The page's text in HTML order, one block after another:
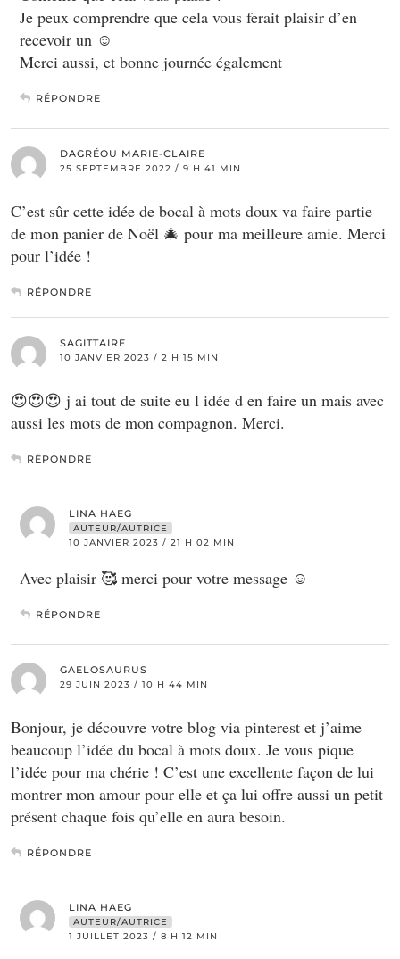
Je peux comprendre que cela vous ferait plaisir d’en
recevoir un ☺
Merci aussi, et bonne journée également
RÉPONDRE
DAGRÉOU MARIE-CLAIRE
25 SEPTEMBRE 2022 / 9 H 41 MIN
C’est sûr cette idée de bocal à mots doux va faire partie
de mon panier de Noël 🎄 pour ma meilleure amie. Merci
pour l’idée !
RÉPONDRE
SAGITTAIRE
10 JANVIER 2023 / 2 H 15 MIN
😍😍😍 j ai tout de suite eu l idée d en faire un mais avec
aussi les mots de mon compagnon. Merci.
RÉPONDRE
LINA HAEG
AUTEUR/AUTRICE
10 JANVIER 2023 / 21 H 02 MIN
Avec plaisir 🥰 merci pour votre message ☺️
RÉPONDRE
GAELOSAURUS
29 JUIN 2023 / 10 H 44 MIN
Bonjour, je découvre votre blog via pinterest et j’aime
beaucoup l’idée du bocal à mots doux. Je vous pique
l’idée pour ma chérie ! C’est une excellente façon de lui
montrer mon amour pour elle et ça lui offre aussi un petit
présent chaque fois qu’elle en aura besoin.
RÉPONDRE
LINA HAEG
AUTEUR/AUTRICE
1 JUILLET 2023 / 8 H 12 MIN